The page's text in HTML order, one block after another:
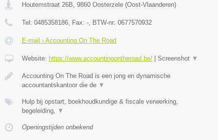
Houtemstraat 26B 9860 Oosterzele (Oost-Vlaanderen)
Tel: 0485358186 , Fax: - , BTW-nr: 0677570932
E-mail › Accounting On The Road
Website: https://www.accountingontheroad.be/ Screenshot ▼
Accounting On The Road is een jong en dynamische
accountantskantoor die de ▼
Hulp bij opstart, boekhoudkundige & fiscale verwerking,
begeleiding,
▼
Openingstijden onbekend